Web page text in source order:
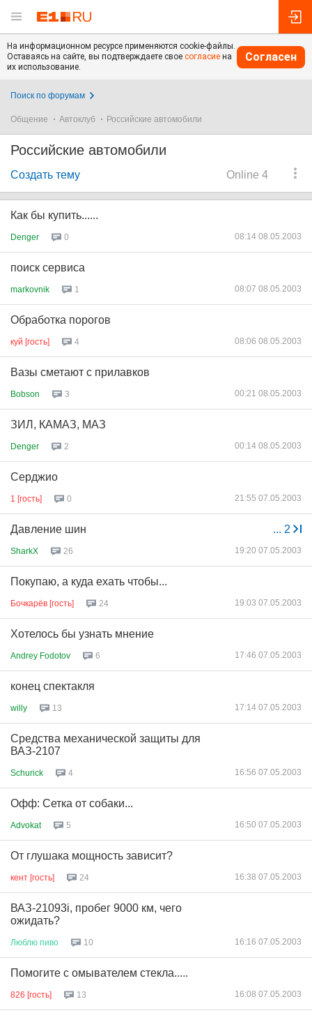
На информационном ресурсе применяются cookie-файлы.
Оставаясь на сайте, вы подтверждаете свое согласие на
их использование.
Согласен
Поиск по форумам
Общение Автоклуб Российские автомобили
Российские автомобили
Online 4
Создать тему
Как бы купить......
Denger 0 08:14 08.05.2003
поиск сервиса
markovnik 1 08:07 08.05.2003
Обработка порогов
куй [гость] 4 08:06 08.05.2003
Вазы сметают с прилавков
Bobson 3 00:21 08.05.2003
ЗИЛ, КАМАЗ, МАЗ
Denger 2 00:14 08.05.2003
Серджио
1 [гость] 0 21:55 07.05.2003
... 2
Давление шин
SharkX 26 19:20 07.05.2003
Покупаю, а куда ехать чтобы...
Бочкарёв [гость] 24 19:03 07.05.2003
Хотелось бы узнать мнение
Andrey Fodotov 6 17:46 07.05.2003
конец спектакля
willy 13 17:14 07.05.2003
Средства механической защиты для
ВАЗ-2107
Schurick 4 16:56 07.05.2003
Офф: Сетка от собаки...
Advokat 5 16:50 07.05.2003
От глушака мощность зависит?
кент [гость] 24 16:38 07.05.2003
ВАЗ-21093i, пробег 9000 км, чего
ожидать?
Люблю пиво 10 16:16 07.05.2003
Помогите с омывателем стекла.....
826 [гость] 13 16:08 07.05.2003